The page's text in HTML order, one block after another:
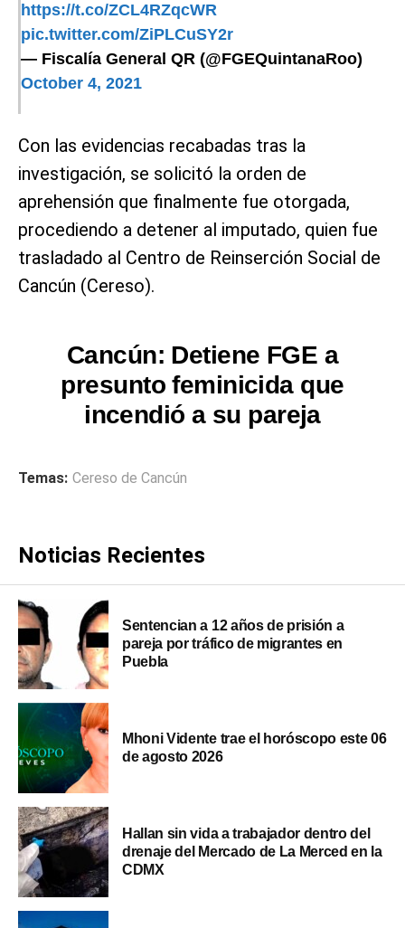
https://t.co/ZCL4RZqcWR
pic.twitter.com/ZiPLCuSY2r
— Fiscalía General QR (@FGEQuintanaRoo)
October 4, 2021
Con las evidencias recabadas tras la
investigación, se solicitó la orden de
aprehensión que finalmente fue otorgada,
procediendo a detener al imputado, quien fue
trasladado al Centro de Reinserción Social de
Cancún (Cereso).
Cancún: Detiene FGE a
presunto feminicida que
incendió a su pareja
Temas: Cereso de Cancún
Noticias Recientes
Sentencian a 12 años de prisión a
pareja por tráfico de migrantes en
Puebla
Mhoni Vidente trae el horóscopo este 06
de agosto 2026
Hallan sin vida a trabajador dentro del
drenaje del Mercado de La Merced en la
CDMX